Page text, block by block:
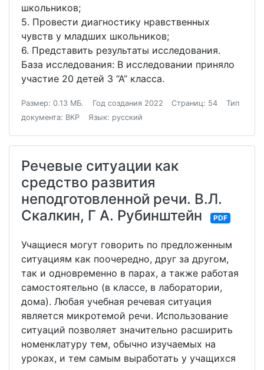
школьников;
5. Провести диагностику нравственных
чувств у младших школьников;
6. Представить результаты исследования.
База исследования: В исследовании приняло
участие 20 детей 3 “А” класса.
Размер: 0.13 МБ. Год создания 2022 Страниц: 54
Тип
документа: ВКР
Язык: русский
Речевые ситуации как
средство развития
неподготовленной речи. В.Л.
Скалкин, Г А. Рубинштейн
PDF
Учащиеся могут говорить по предложенным
ситуациям как поочередно, друг за другом,
так и одновременно в парах, а также работая
самостоятельно (в классе, в лаборатории,
дома). Любая учебная речевая ситуация
является микротемой речи. Использование
ситуаций позволяет значительно расширить
номенклатуру тем, обычно изучаемых на
уроках, и тем самым выработать у учащихся